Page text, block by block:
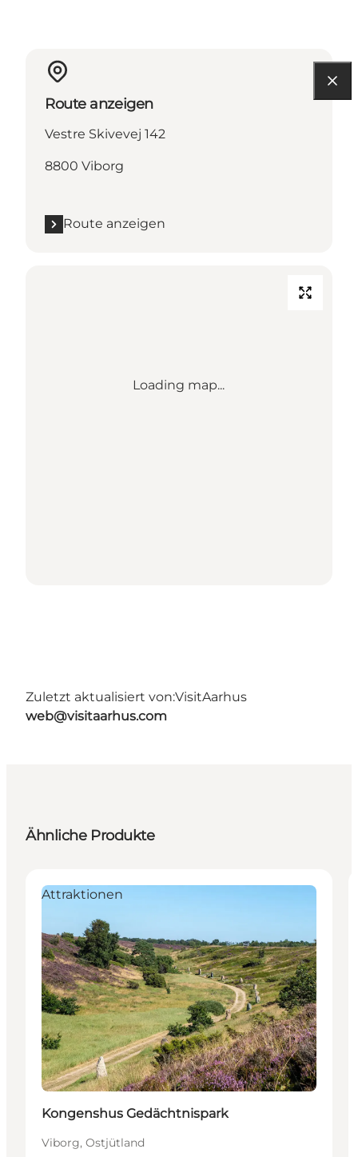
Route anzeigen
Vestre Skivevej 142
8800 Viborg
Route anzeigen
Loading map...
Zuletzt aktualisiert von:VisitAarhus
web@visitaarhus.com
Ähnliche Produkte
Attraktionen
Kongenshus Gedächtnispark
Viborg, Ostjütland